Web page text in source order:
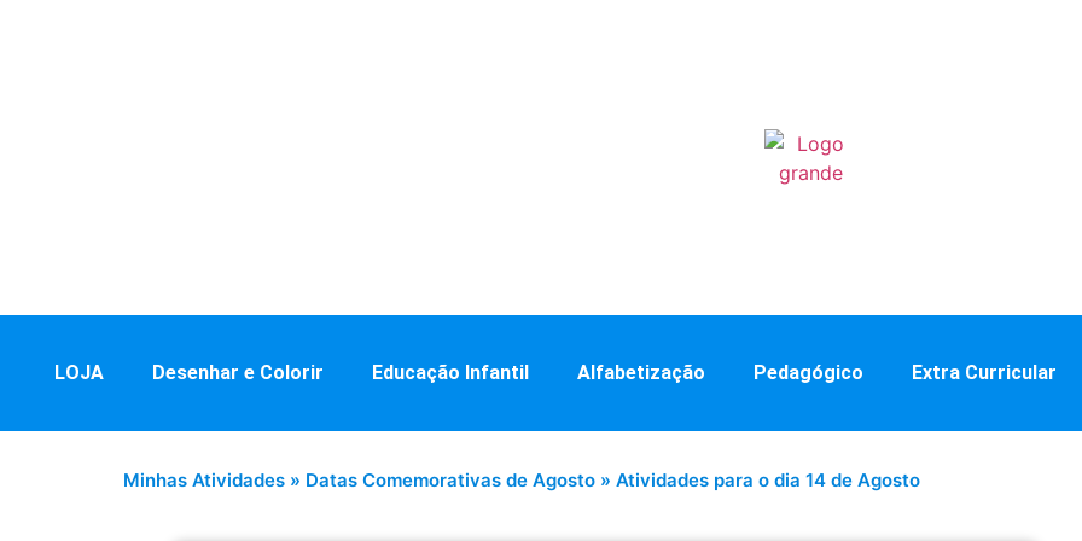
LOJA Desenhar e Colorir Educação Infantil Alfabetização Pedagógico Extra Curricular
Minhas Atividades » Datas Comemorativas de Agosto » Atividades para o dia 14 de Agosto